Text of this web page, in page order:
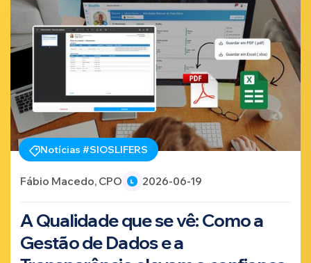
Notícias #SIOSLIFERS
Fábio Macedo, CPO 2026-06-19
A Qualidade que se vê: Como a
Gestão de Dados e a